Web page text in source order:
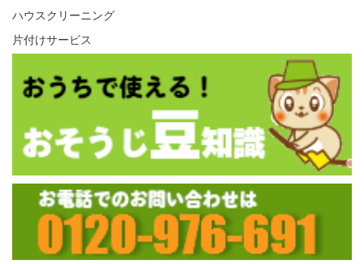
ハウスクリーニング
片付けサービス